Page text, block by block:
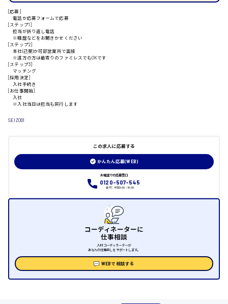
山口県
大竹市
日給制すべて
[応募]
電話か応募フォームで応募
[ステップ1]
担当が折り返し電話
※職歴などをお聞きかせください
[ステップ2]
本社(己斐)か可部営業所で面接
※遠方の方は最寄りのファミレスでもOKです
[ステップ3]
マッチング
[採用決定]
入社手続き
[お仕事開始]
入社
※入社当日は担当も同行します
SEIZO01
この求人に応募する
かんたん応募(WEB)
お電話での応募窓口
0120-507-545
受付：平日9:00 - 18:00
コーディネーターに
仕事相談
人材コーディネーターが
あなたの仕事探しをサポートします。
WEBで相談する